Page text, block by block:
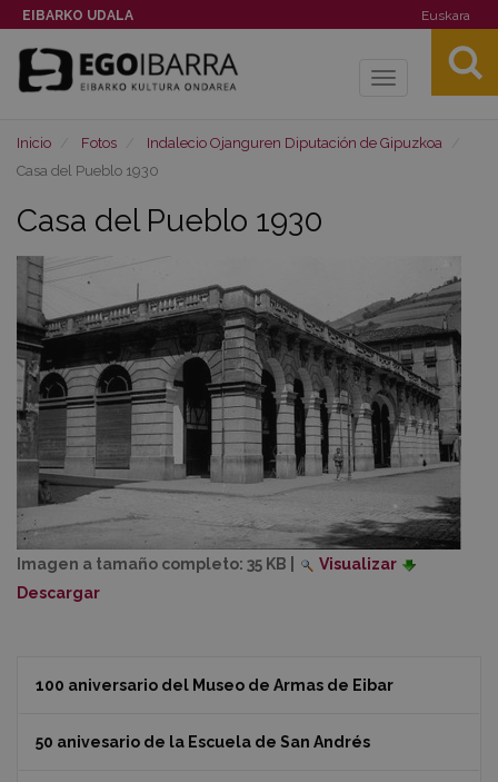
EIBARKO UDALA Euskara
Toggle
Inicio Fotos
Indalecio Ojanguren Diputación de Gipuzkoa
Casa del Pueblo 1930
Casa del Pueblo 1930
Imagen a tamaño completo: 35 KB
Visualizar
Descargar
100 aniversario del Museo de Armas de Eibar
50 anivesario de la Escuela de San Andrés